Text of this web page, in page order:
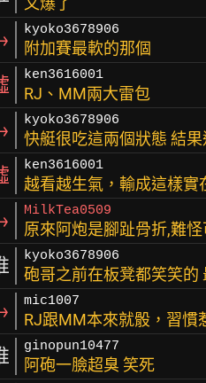
kyoko3678906
附加賽最軟的那個
ken3616001
RJ、MM兩大雷包
kyoko3678906
快艇很吃這兩個狀態 結
ken3616001
越看越生氣，輸成這樣實
MilkTea0509
原來阿炮是腳趾骨折,難
kyoko3678906
砲哥之前在板凳都笑笑的
mic1007
RJ跟MM本來就骰，習慣
ginopun10477
阿砲一臉超臭 笑死